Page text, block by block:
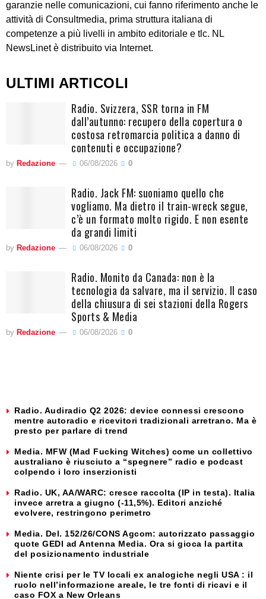
garanzie nelle comunicazioni, cui fanno riferimento anche le
attività di Consultmedia, prima struttura italiana di
competenze a più livelli in ambito editoriale e tlc. NL
NewsLinet è distribuito via Internet.
ULTIMI ARTICOLI
Radio. Svizzera, SSR torna in FM
dall’autunno: recupero della copertura o
costosa retromarcia politica a danno di
contenuti e occupazione?
by Redazione 06/08/2026 0
Radio. Jack FM: suoniamo quello che
vogliamo. Ma dietro il train-wreck segue,
c’è un formato molto rigido. E non esente
da grandi limiti
by Redazione 06/08/2026 0
Radio. Monito da Canada: non è la
tecnologia da salvare, ma il servizio. Il caso
della chiusura di sei stazioni della Rogers
Sports & Media
by Redazione 06/08/2026 0
Radio. Audiradio Q2 2026: device connessi crescono
mentre autoradio e ricevitori tradizionali arretrano. Ma è
presto per parlare di trend
Media. MFW (Mad Fucking Witches) come un collettivo
australiano è riusciuto a “spegnere” radio e podcast
colpendo i loro inserzionisti
Radio. UK, AA/WARC: cresce raccolta (IP in testa). Italia
invece arretra a giugno (-11,5%). Editori anziché
evolvere, restringono perimetro
Media. Del. 152/26/CONS Agcom: autorizzato passaggio
quote GEDI ad Antenna Media. Ora si gioca la partita
del posizionamento industriale
Niente crisi per le TV locali ex analogiche negli USA : il
ruolo nell’informazione areale, le tre fonti di ricavi e il
caso FOX a New Orleans